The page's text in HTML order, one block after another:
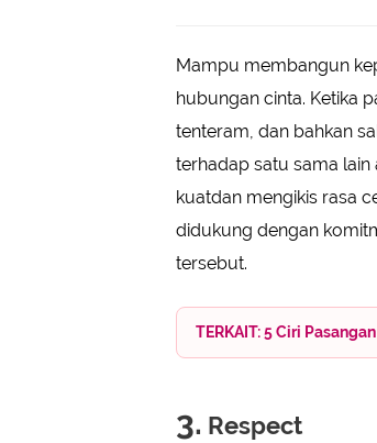
Mampu membangun
hubungan cinta. Ketika
tenteram, dan bahkan
terhadap satu sama
kuatdan mengikis rasa
didukung dengan
tersebut.
TERKAIT: 5 Ciri
3. Respect